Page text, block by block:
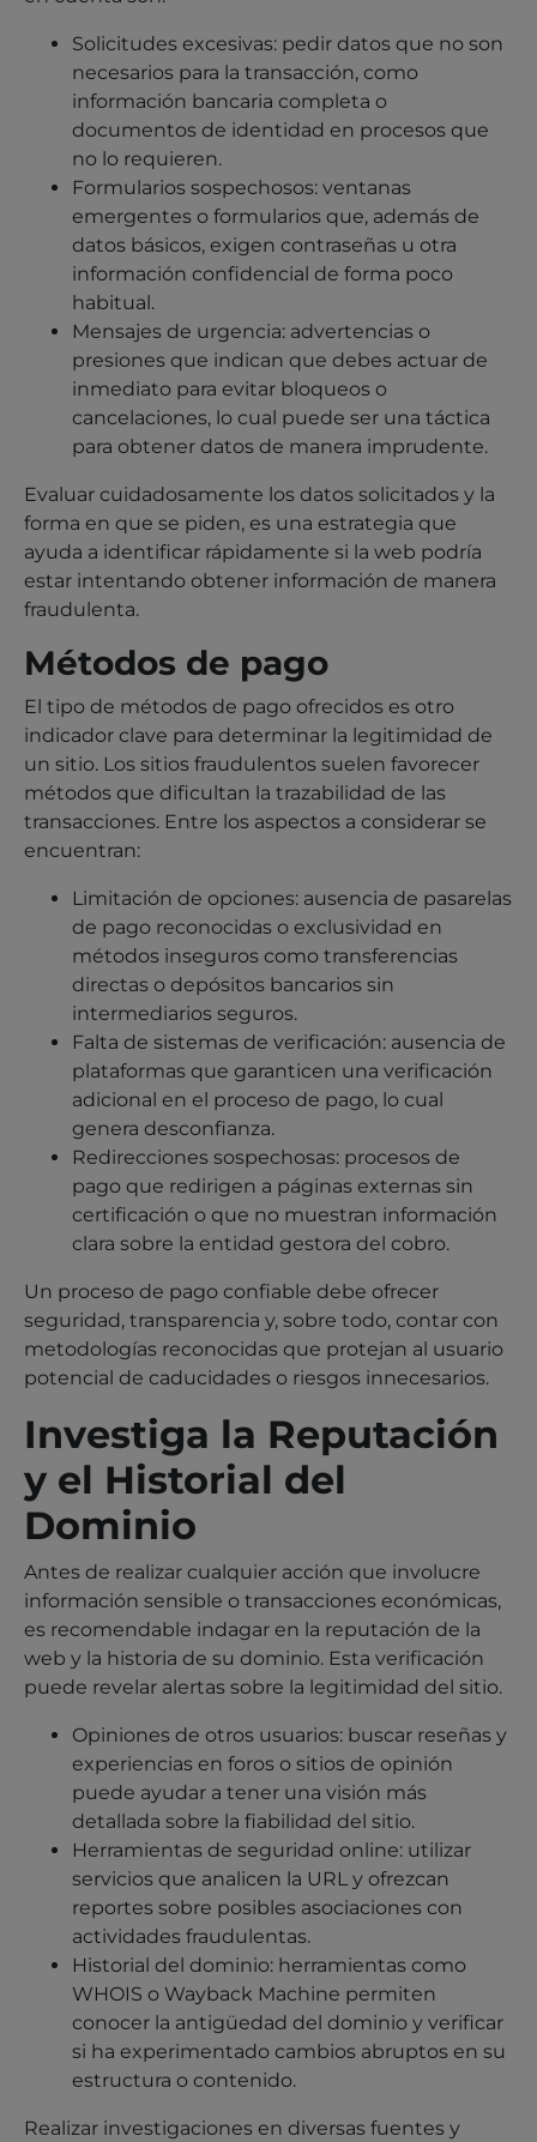
Solicitudes excesivas: pedir datos que no son
necesarios para la transacción, como
información bancaria completa o
documentos de identidad en procesos que
no lo requieren.
Formularios sospechosos: ventanas
emergentes o formularios que, además de
datos básicos, exigen contraseñas u otra
información confidencial de forma poco
habitual.
Mensajes de urgencia: advertencias o
presiones que indican que debes actuar de
inmediato para evitar bloqueos o
cancelaciones, lo cual puede ser una táctica
para obtener datos de manera imprudente.
Evaluar cuidadosamente los datos solicitados y la
forma en que se piden, es una estrategia que
ayuda a identificar rápidamente si la web podría
estar intentando obtener información de manera
fraudulenta.
Métodos de pago
El tipo de métodos de pago ofrecidos es otro
indicador clave para determinar la legitimidad de
un sitio. Los sitios fraudulentos suelen favorecer
métodos que dificultan la trazabilidad de las
transacciones. Entre los aspectos a considerar se
encuentran:
Limitación de opciones: ausencia de pasarelas
de pago reconocidas o exclusividad en
métodos inseguros como transferencias
directas o depósitos bancarios sin
intermediarios seguros.
Falta de sistemas de verificación: ausencia de
plataformas que garanticen una verificación
adicional en el proceso de pago, lo cual
genera desconfianza.
Redirecciones sospechosas: procesos de
pago que redirigen a páginas externas sin
certificación o que no muestran información
clara sobre la entidad gestora del cobro.
Un proceso de pago confiable debe ofrecer
seguridad, transparencia y, sobre todo, contar con
metodologías reconocidas que protejan al usuario
potencial de caducidades o riesgos innecesarios.
Investiga la Reputación
y el Historial del
Dominio
Antes de realizar cualquier acción que involucre
información sensible o transacciones económicas,
es recomendable indagar en la reputación de la
web y la historia de su dominio. Esta verificación
puede revelar alertas sobre la legitimidad del sitio.
Opiniones de otros usuarios: buscar reseñas y
experiencias en foros o sitios de opinión
puede ayudar a tener una visión más
detallada sobre la fiabilidad del sitio.
Herramientas de seguridad online: utilizar
servicios que analicen la URL y ofrezcan
reportes sobre posibles asociaciones con
actividades fraudulentas.
Historial del dominio: herramientas como
WHOIS o Wayback Machine permiten
conocer la antigüedad del dominio y verificar
si ha experimentado cambios abruptos en su
estructura o contenido.
Realizar investigaciones en diversas fuentes y